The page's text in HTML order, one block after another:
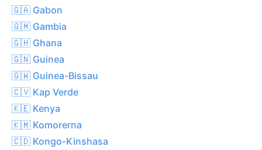
🇬🇦 Gabon
🇬🇲 Gambia
🇬🇭 Ghana
🇬🇳 Guinea
🇬🇼 Guinea-Bissau
🇨🇻 Kap Verde
🇰🇪 Kenya
🇰🇲 Komorerna
🇨🇩 Kongo-Kinshasa